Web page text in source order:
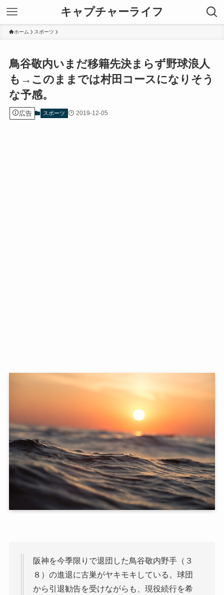
キャプチャーライフ
ホーム スポーツ
鳥谷敬内いまだ移籍先決まらず野球浪人
も→このままでは村田コースになりそう
な予感。
広告 スポーツ 2019-12-05
阪神を今季限りで退団した鳥谷敬内野手（３
８）の進退に古巣がヤキモキしている。球団
から引退勧告を受けながらも、現役続行を希